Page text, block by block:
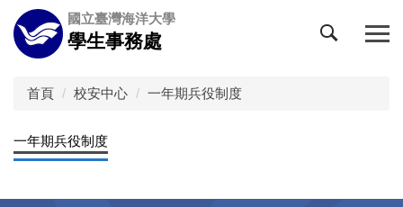
跳
到
主
國立臺灣海洋大學
學生事務處
首頁 校安中心 一年期兵役制度
一年期兵役制度